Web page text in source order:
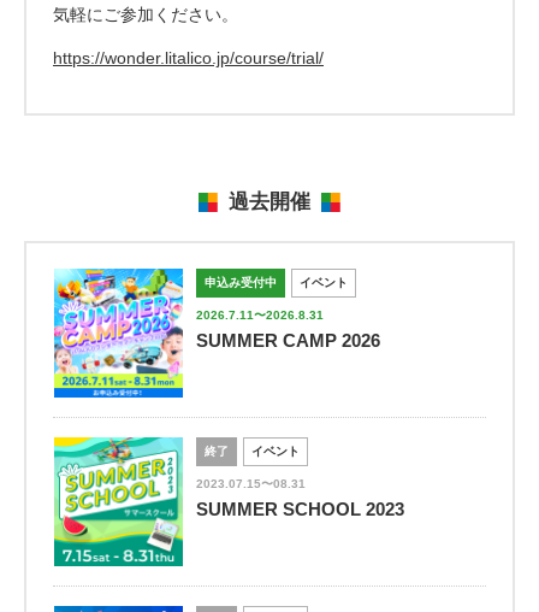
気軽にご参加ください。
https://wonder.litalico.jp/course/trial/
過去開催
申込み受付中 イベント
2026.7.11〜2026.8.31
SUMMER CAMP 2026
終了 イベント
2023.07.15〜08.31
SUMMER SCHOOL 2023